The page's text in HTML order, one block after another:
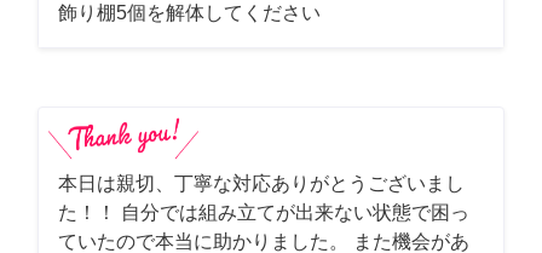
飾り棚5個を解体してください
本日は親切、丁寧な対応ありがとうございまし
た！！ 自分では組み立てが出来ない状態で困っ
ていたので本当に助かりました。 また機会があ